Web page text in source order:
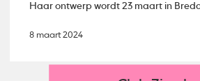
Haar ontwerp wordt 23 maart in
8 maart 2024